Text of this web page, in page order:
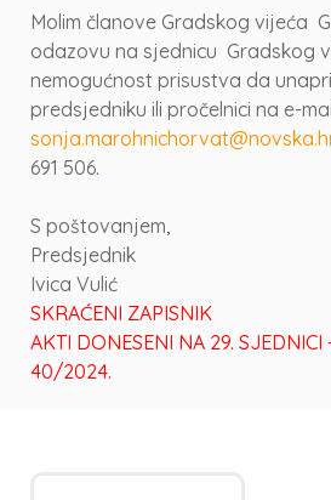
Molim članove Gradskog vijeća
odazovu na sjednicu Gradskog
nemogućnost prisustva da
predsjedniku ili pročelnici na e-
691 506.
S poštovanjem,
Predsjednik
Ivica Vulić
SKRAĆENI ZAPISNIK
AKTI DONESENI NA 29.
40/2024.